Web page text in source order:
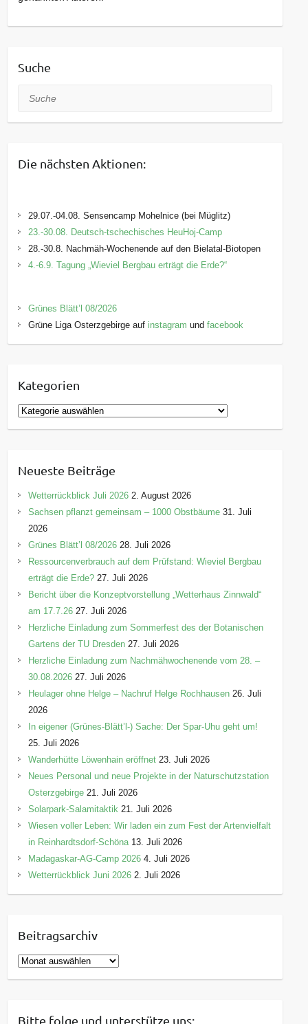
Suche
Suche
Die nächsten Aktionen:
29.07.-04.08. Sensencamp Mohelnice (bei Müglitz)
23.-30.08. Deutsch-tschechisches HeuHoj-Camp
28.-30.8. Nachmäh-Wochenende auf den Bielatal-Biotopen
4.-6.9. Tagung „Wieviel Bergbau erträgt die Erde?“
Grünes Blätt’l 08/2026
Grüne Liga Osterzgebirge auf instagram undfacebook
Kategorien
K
a
g
o
r
e
n
Neueste Beiträge
Wetterrückblick Juli 2026 2. August 2026
Sachsen pflanzt gemeinsam – 1000 Obstbäume 31. Juli
2026
Grünes Blätt’l 08/2026 28. Juli 2026
Ressourcenverbrauch auf dem Prüfstand: Wieviel Bergbau
erträgt die Erde? 27. Juli 2026
Bericht über die Konzeptvorstellung „Wetterhaus Zinnwald“
am 17.7.26 27. Juli 2026
Herzliche Einladung zum Sommerfest des der Botanischen
Gartens der TU Dresden 27. Juli 2026
Herzliche Einladung zum Nachmähwochenende vom 28. –
30.08.2026 27. Juli 2026
Heulager ohne Helge – Nachruf Helge Rochhausen 26. Juli
2026
In eigener (Grünes-Blätt’l-) Sache: Der Spar-Uhu geht um!
25. Juli 2026
Wanderhütte Löwenhain eröffnet 23. Juli 2026
Neues Personal und neue Projekte in der Naturschutzstation
Osterzgebirge 21. Juli 2026
Solarpark-Salamitaktik 21. Juli 2026
Wiesen voller Leben: Wir laden ein zum Fest der Artenvielfalt
in Reinhardtsdorf-Schöna 13. Juli 2026
Madagaskar-AG-Camp 2026 4. Juli 2026
Wetterrückblick Juni 2026 2. Juli 2026
Beitragsarchiv
B
e
Bitte folge und unterstütze uns: